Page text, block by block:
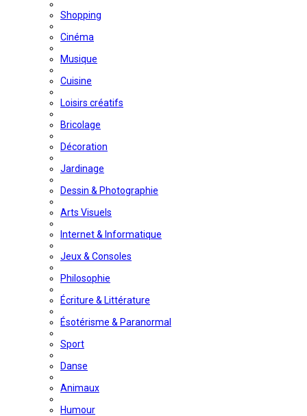
Shopping
Cinéma
Musique
Cuisine
Loisirs créatifs
Bricolage
Décoration
Jardinage
Dessin & Photographie
Arts Visuels
Internet & Informatique
Jeux & Consoles
Philosophie
Écriture & Littérature
Ésotérisme & Paranormal
Sport
Danse
Animaux
Humour